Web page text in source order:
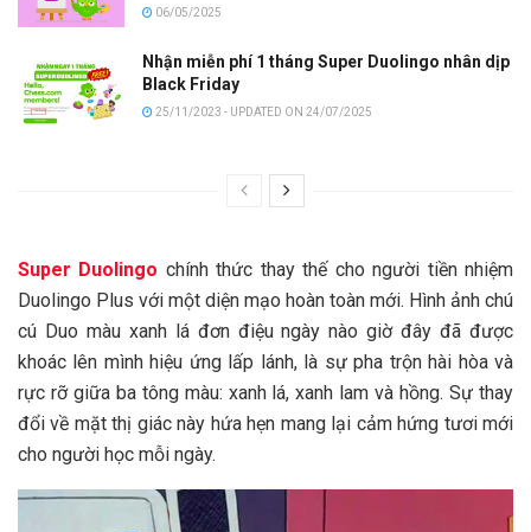
06/05/2025
Nhận miễn phí 1 tháng Super Duolingo nhân dịp
Black Friday
25/11/2023 - UPDATED ON 24/07/2025
Super Duolingo chính thức thay thế cho người tiền nhiệm
Duolingo Plus với một diện mạo hoàn toàn mới. Hình ảnh chú
cú Duo màu xanh lá đơn điệu ngày nào giờ đây đã được
khoác lên mình hiệu ứng lấp lánh, là sự pha trộn hài hòa và
rực rỡ giữa ba tông màu: xanh lá, xanh lam và hồng. Sự thay
đổi về mặt thị giác này hứa hẹn mang lại cảm hứng tươi mới
cho người học mỗi ngày.